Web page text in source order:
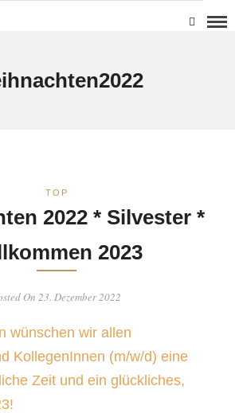
TOP
2022 * Silvester *
2023
On 23. Dezember 2022
wünschen wir allen
KollegenInnen (m/w/d) eine
Zeit und ein glückliches,